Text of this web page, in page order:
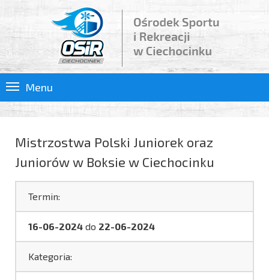
Menu
Mistrzostwa Polski Juniorek oraz
Juniorów w Boksie w Ciechocinku
Termin:
16-06-2024 do 22-06-2024
Kategoria: